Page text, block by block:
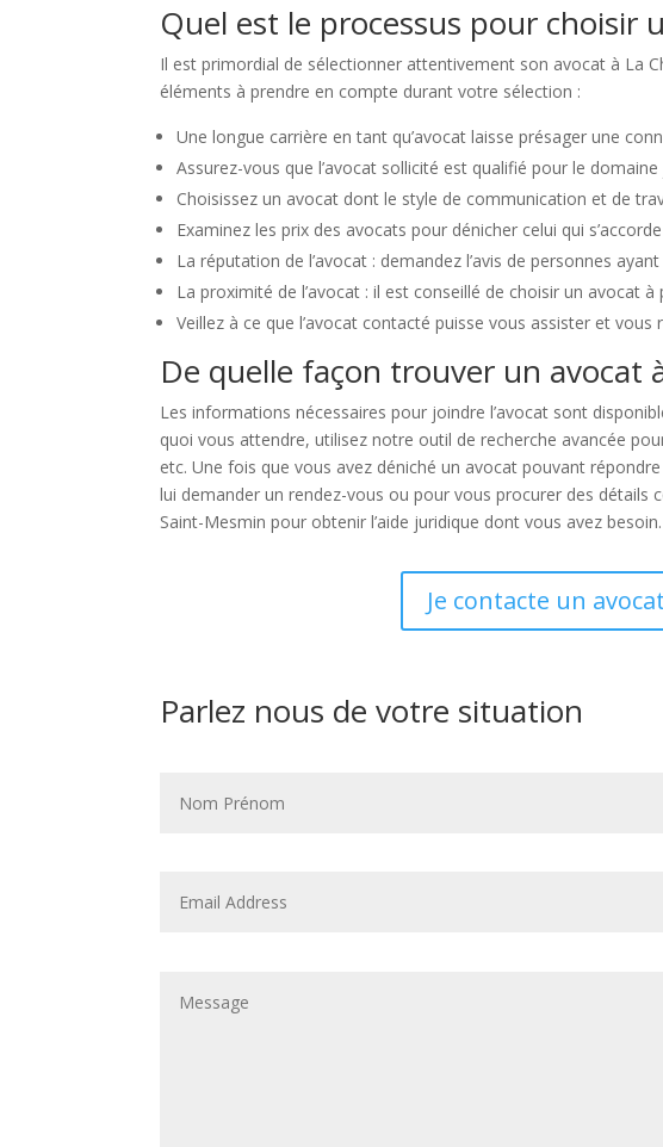
Quel est le processus pour choisir
Il est primordial de sélectionner attentivement son avocat à La
éléments à prendre en compte durant votre sélection :
Une longue carrière en tant qu’avocat laisse présager une
Assurez-vous que l’avocat sollicité est qualifié pour le
Choisissez un avocat dont le style de communication et de
Examinez les prix des avocats pour dénicher celui qui
La réputation de l’avocat : demandez l’avis de personnes
La proximité de l’avocat : il est conseillé de choisir un avocat
Veillez à ce que l’avocat contacté puisse vous assister et
De quelle façon trouver un avocat
Les informations nécessaires pour joindre l’avocat sont
quoi vous attendre, utilisez notre outil de recherche avancée
etc. Une fois que vous avez déniché un avocat pouvant
lui demander un rendez-vous ou pour vous procurer des détails
Saint-Mesmin pour obtenir l’aide juridique dont vous avez besoin.
Je contacte un
Parlez nous de votre situation